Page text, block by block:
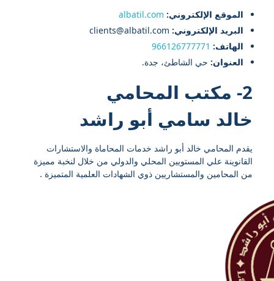
الموقع الإلكتروني: albatil.com
البريد الإلكتروني:
الهاتف: 966126777771
العنوان: حي الشاطئ، جدة.
2- مكتب المحامي
خالد سامي أبو راشد
يقدم المحامي خالد أبو راشد خدمات المحاماة والاستشارات
القانوينة علي المستويين المحلي والدولي من خلال لنخبة مميزة
من المحامين والمستشاريين ذوي الشهادات العلمية المتميزة .